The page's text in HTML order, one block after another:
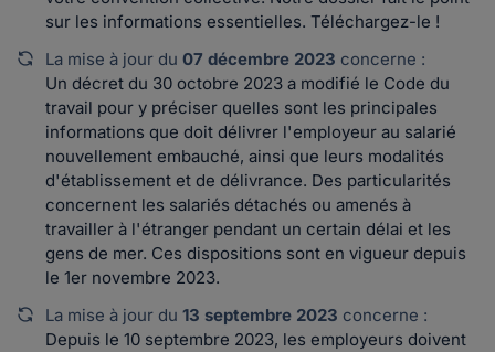
sur les informations essentielles. Téléchargez-le !
La mise à jour du 07 décembre 2023 concerne :
Un décret du 30 octobre 2023 a modifié le Code du
travail pour y préciser quelles sont les principales
informations que doit délivrer l'employeur au salarié
nouvellement embauché, ainsi que leurs modalités
d'établissement et de délivrance. Des particularités
concernent les salariés détachés ou amenés à
travailler à l'étranger pendant un certain délai et les
gens de mer. Ces dispositions sont en vigueur depuis
le 1er novembre 2023.
La mise à jour du 13 septembre 2023 concerne :
Depuis le 10 septembre 2023, les employeurs doivent